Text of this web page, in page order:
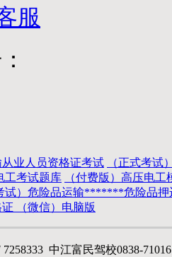
服
从业人员资格证考试
（正式考试
工考试题库
（付费版）高压电工
试）危险品运输*******危险品
（微信）电脑版
7258333 中江富民驾校0838-